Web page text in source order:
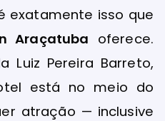
exatamente isso que
Araçatuba oferece.
Luiz Pereira Barreto,
está no meio do
atração — inclusive